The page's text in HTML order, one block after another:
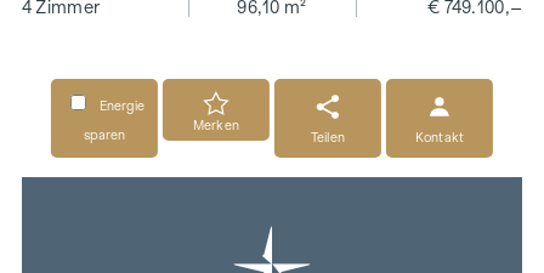
4 Zimmer 96,10 m² € 749.100,–
Energie
sparen
Merken
Teilen
Kontakt